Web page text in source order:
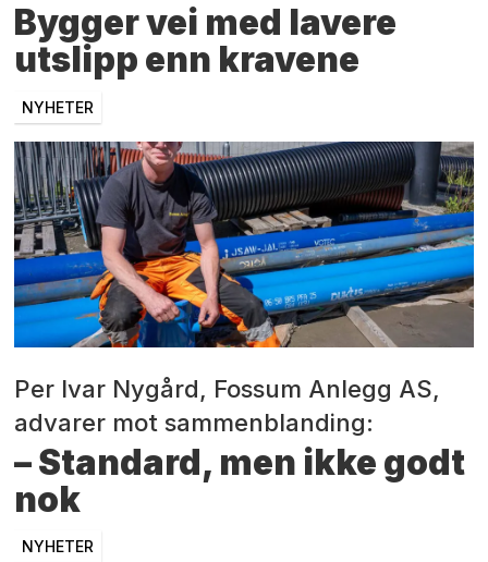
Bygger vei med lavere
utslipp enn kravene
NYHETER
Per Ivar Nygård, Fossum Anlegg AS,
advarer mot sammenblanding:
– Standard, men ikke godt
nok
NYHETER